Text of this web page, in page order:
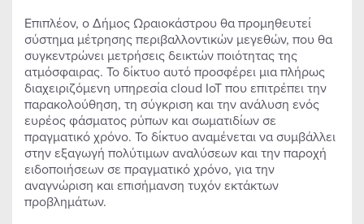
Επιπλέον, ο Δήμος Ωραιοκάστρου θα προμηθευτεί
σύστημα μέτρησης περιβαλλοντικών μεγεθών, που θα
συγκεντρώνει μετρήσεις δεικτών ποιότητας της
ατμόσφαιρας. Το δίκτυο αυτό προσφέρει μια πλήρως
διαχειριζόμενη υπηρεσία cloud IoT που επιτρέπει την
παρακολούθηση, τη σύγκριση και την ανάλυση ενός
ευρέος φάσματος ρύπων και σωματιδίων σε
πραγματικό χρόνο. Το δίκτυο αναμένεται να συμβάλλει
στην εξαγωγή πολύτιμων αναλύσεων και την παροχή
ειδοποιήσεων σε πραγματικό χρόνο, για την
αναγνώριση και επισήμανση τυχόν εκτάκτων
προβλημάτων.